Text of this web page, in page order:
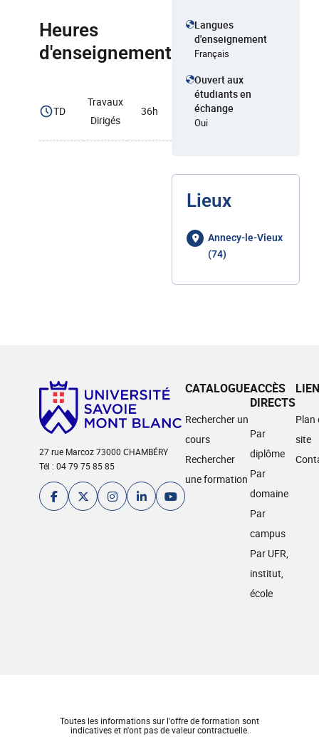
Heures
d'enseignement
TD
Travaux
Dirigés
36h
Langues
d'enseignement
Français
Ouvert aux
étudiants en
échange
Oui
Lieux
Annecy-le-Vieux
(74)
27 rue Marcoz 73000 CHAMBÉRY
Tél : 04 79 75 85 85
CATALOGUE
Rechercher un
cours
Rechercher
une formation
ACCÈS
DIRECTS
Par
diplôme
Par
domaine
Par
campus
Par UFR,
institut,
école
Plan
site
Toutes les informations sur l'offre de formation sont
indicatives et n'ont pas de valeur contractuelle.